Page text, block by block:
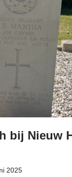
bij Nieuw
2025